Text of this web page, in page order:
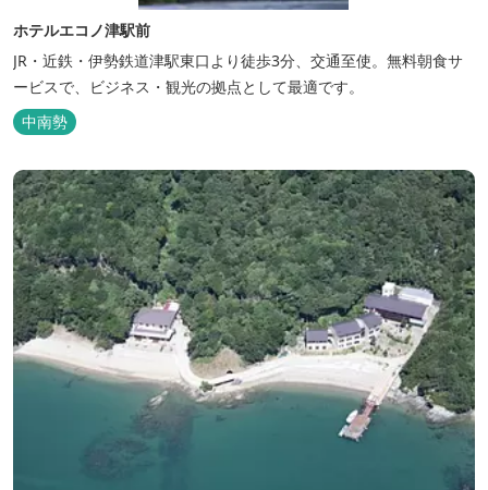
ホテルエコノ津駅前
JR・近鉄・伊勢鉄道津駅東口より徒歩3分、交通至使。無料朝食サ
ービスで、ビジネス・観光の拠点として最適です。
中南勢